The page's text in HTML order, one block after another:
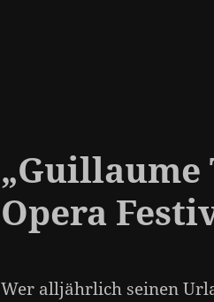
„Guillaume
Opera
Wer alljährlich seinen